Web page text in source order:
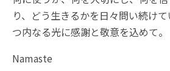
り、どう生きるかを日々問い続け
つ内なる光に感謝と敬意を込めて。
Namaste